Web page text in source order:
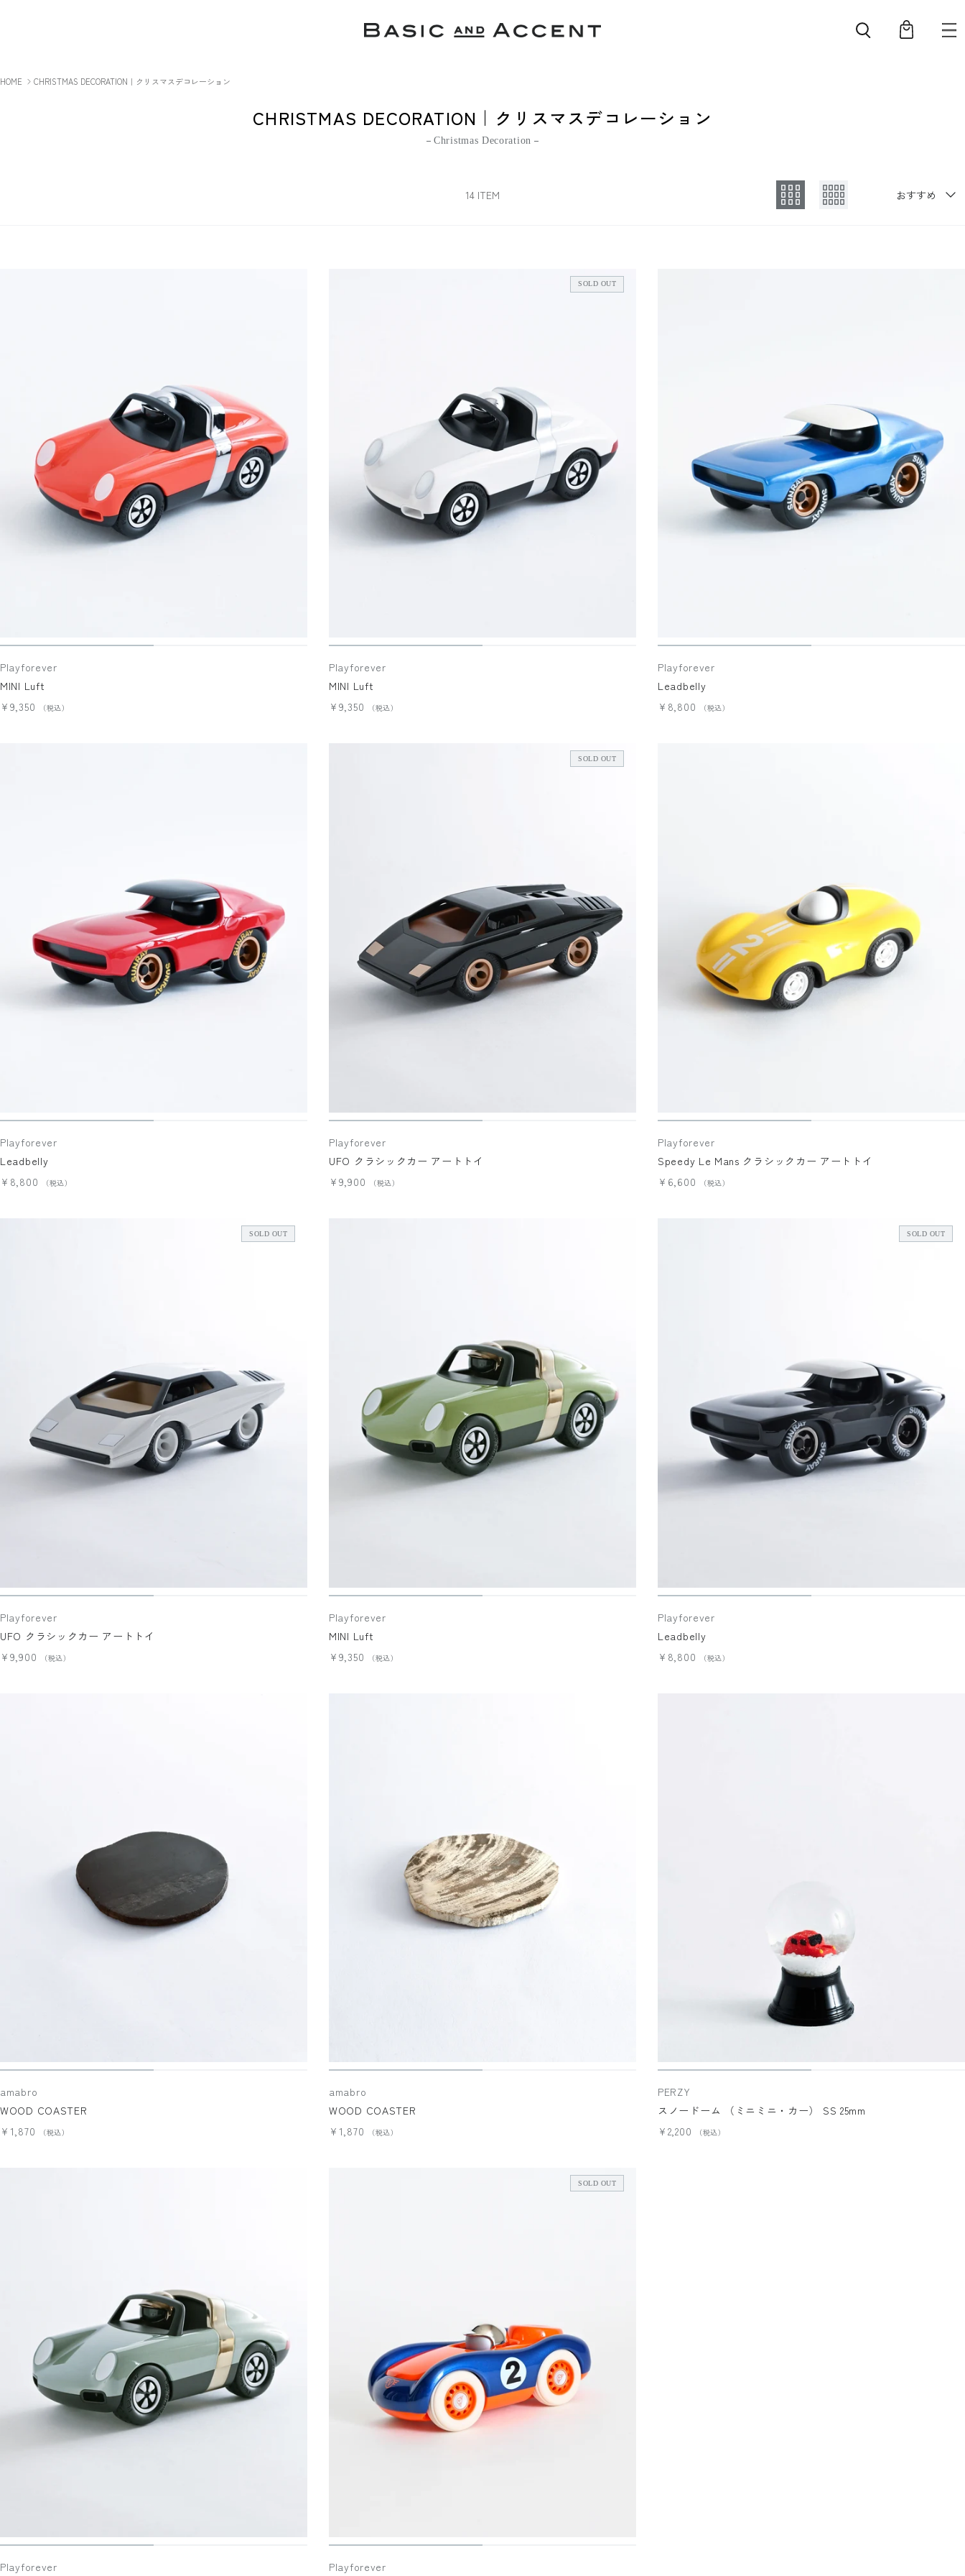
HOME CHRISTMAS DECORATION｜クリスマスデコレーション
CHRISTMAS DECORATION｜クリスマスデコレーション
Christmas Decoration
14 ITEM おすすめ
Playforever
MINI Luft
¥9,350
Playforever
MINI Luft
¥9,350
SOLD OUT
Playforever
Leadbelly
¥8,800
Playforever
Leadbelly
¥8,800
Playforever
UFO クラシックカー アートトイ
¥9,900
SOLD OUT
Playforever
Speedy Le Mans クラシックカー アートトイ
¥6,600
Playforever
UFO クラシックカー アートトイ
¥9,900
SOLD OUT
Playforever
MINI Luft
¥9,350
Playforever
Leadbelly
¥8,800
SOLD OUT
amabro
WOOD COASTER
¥1,870
amabro
WOOD COASTER
¥1,870
PERZY
スノードーム （ミニミニ・カー） SS 25mm
¥2,200
Playforever Playforever
SOLD OUT